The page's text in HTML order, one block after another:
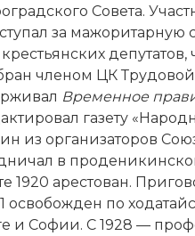
Совета.
за мажоритарную
членом ЦК
Временное
газету
из организаторов
в
1920 арестован.
по
и Софии. С 1928 —